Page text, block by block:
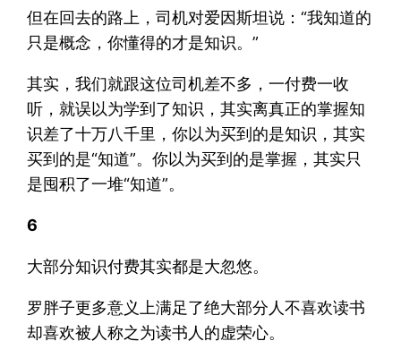
但在回去的路上，司机对爱因斯坦说：“我知道的
只是概念，你懂得的才是知识。”
其实，我们就跟这位司机差不多，一付费一收
听，就误以为学到了知识，其实离真正的掌握知
识差了十万八千里，你以为买到的是知识，其实
买到的是“知道”。你以为买到的是掌握，其实只
是囤积了一堆“知道”。
6
大部分知识付费其实都是大忽悠。
罗胖子更多意义上满足了绝大部分人不喜欢读书
却喜欢被人称之为读书人的虚荣心。